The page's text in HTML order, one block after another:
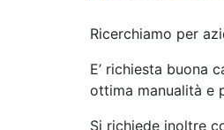
Ricerchiamo per
E’ richiesta buona
ottima manualità e
Si richiede inoltre